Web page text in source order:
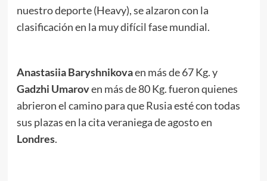
nuestro deporte (Heavy), se alzaron con la
clasificación en la muy difícil fase mundial.
Anastasiia Baryshnikovaen más de 67 Kg. y
Gadzhi Umaroven más de 80 Kg. fueron quienes
abrieron el camino para que Rusia esté con todas
sus plazas en la cita veraniega de agosto en
Londres.